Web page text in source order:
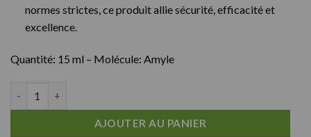
normes strictes, ce produit allie sécurité, efficacité et
excellence.
Quantité: 15 ml – Molécule: Amyle
AJOUTER AU PANIER